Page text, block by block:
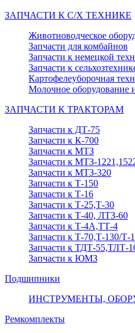
ЗАПЧАСТИ К С/Х ТЕХНИКЕ
Животноводческое
Запчасти для комбайнов
Запчасти к немецкой
Запчасти к
Картофелеуборочная
Молочное оборудование
ЗАПЧАСТИ К ТРАКТОРАМ
Запчасти к ДТ-75
Запчасти к К-700
Запчасти к МТЗ
Запчасти к МТЗ-
Запчасти к МТЗ-320
Запчасти к Т-150
Запчасти к Т-16
Запчасти к Т-25,Т-30
Запчасти к Т-40, ЛТЗ-60
Запчасти к Т-4А,ТТ-4
Запчасти к Т-70,Т-130/Т-
Запчасти к ТДТ-55,ТЛТ-
Запчасти к ЮМЗ
Подшипники
ИНСТРУМЕНТЫ,
Ремкомплекты